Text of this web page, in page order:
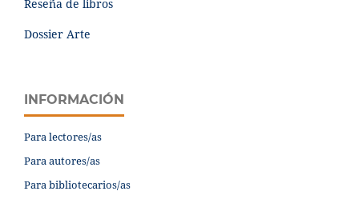
Reseña de libros
Dossier Arte
INFORMACIÓN
Para lectores/as
Para autores/as
Para bibliotecarios/as